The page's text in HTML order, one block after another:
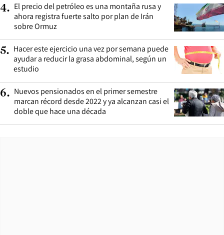
4. El precio del petróleo es una montaña rusa y
ahora registra fuerte salto por plan de Irán
sobre Ormuz
5. Hacer este ejercicio una vez por semana puede
ayudar a reducir la grasa abdominal, según un
estudio
6. Nuevos pensionados en el primer semestre
marcan récord desde 2022 y ya alcanzan casi el
doble que hace una década